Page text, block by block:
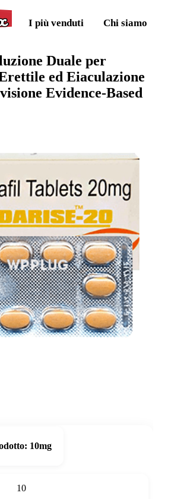
I più venduti Chi siamo
Duale per
ed Eiaculazione
Evidence-Based
10mg
10